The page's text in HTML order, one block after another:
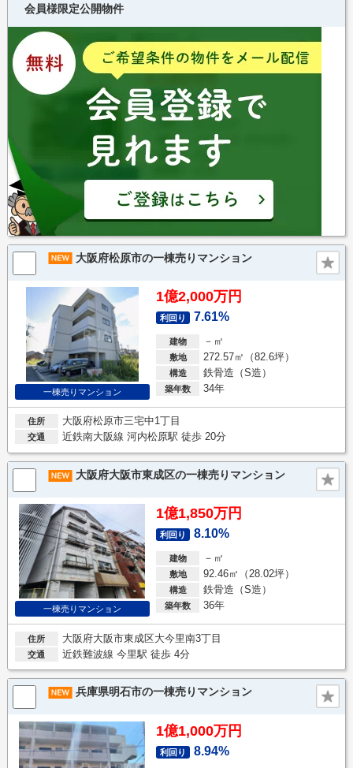
会員様限定公開物件
大阪府松原市の一棟売りマンション
一棟売りマンション
1億2,000万円
利回り 7.61%
建物 －㎡
敷地 272.57㎡（82.6坪）
構造 鉄骨造（S造）
築年数 34年
住所 大阪府松原市三宅中1丁目
交通 近鉄南大阪線 河内松原駅 徒歩 20分
大阪府大阪市東成区の一棟売りマンション
一棟売りマンション
1億1,850万円
利回り 8.10%
建物 －㎡
敷地 92.46㎡（28.02坪）
構造 鉄骨造（S造）
築年数 36年
住所 大阪府大阪市東成区大今里南3丁目
交通 近鉄難波線 今里駅 徒歩 4分
兵庫県明石市の一棟売りマンション
1億1,000万円
利回り 8.94%